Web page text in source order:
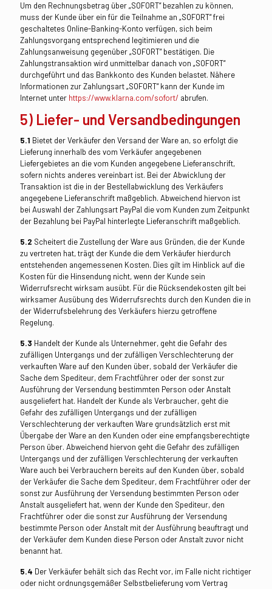
Um den Rechnungsbetrag über „SOFORT“ bezahlen zu können,
muss der Kunde über ein für die Teilnahme an „SOFORT“ frei
geschaltetes Online-Banking-Konto verfügen, sich beim
Zahlungsvorgang entsprechend legitimieren und die
Zahlungsanweisung gegenüber „SOFORT“ bestätigen. Die
Zahlungstransaktion wird unmittelbar danach von „SOFORT“
durchgeführt und das Bankkonto des Kunden belastet. Nähere
Informationen zur Zahlungsart „SOFORT“ kann der Kunde im
Internet unter https://www.klarna.com/sofort/ abrufen.
5) Liefer- und Versandbedingungen
5.1 Bietet der Verkäufer den Versand der Ware an, so erfolgt die
Lieferung innerhalb des vom Verkäufer angegebenen
Liefergebietes an die vom Kunden angegebene Lieferanschrift,
sofern nichts anderes vereinbart ist. Bei der Abwicklung der
Transaktion ist die in der Bestellabwicklung des Verkäufers
angegebene Lieferanschrift maßgeblich. Abweichend hiervon ist
bei Auswahl der Zahlungsart PayPal die vom Kunden zum Zeitpunkt
der Bezahlung bei PayPal hinterlegte Lieferanschrift maßgeblich.
5.2 Scheitert die Zustellung der Ware aus Gründen, die der Kunde
zu vertreten hat, trägt der Kunde die dem Verkäufer hierdurch
entstehenden angemessenen Kosten. Dies gilt im Hinblick auf die
Kosten für die Hinsendung nicht, wenn der Kunde sein
Widerrufsrecht wirksam ausübt. Für die Rücksendekosten gilt bei
wirksamer Ausübung des Widerrufsrechts durch den Kunden die in
der Widerrufsbelehrung des Verkäufers hierzu getroffene
Regelung.
5.3 Handelt der Kunde als Unternehmer, geht die Gefahr des
zufälligen Untergangs und der zufälligen Verschlechterung der
verkauften Ware auf den Kunden über, sobald der Verkäufer die
Sache dem Spediteur, dem Frachtführer oder der sonst zur
Ausführung der Versendung bestimmten Person oder Anstalt
ausgeliefert hat. Handelt der Kunde als Verbraucher, geht die
Gefahr des zufälligen Untergangs und der zufälligen
Verschlechterung der verkauften Ware grundsätzlich erst mit
Übergabe der Ware an den Kunden oder eine empfangsberechtigte
Person über. Abweichend hiervon geht die Gefahr des zufälligen
Untergangs und der zufälligen Verschlechterung der verkauften
Ware auch bei Verbrauchern bereits auf den Kunden über, sobald
der Verkäufer die Sache dem Spediteur, dem Frachtführer oder der
sonst zur Ausführung der Versendung bestimmten Person oder
Anstalt ausgeliefert hat, wenn der Kunde den Spediteur, den
Frachtführer oder die sonst zur Ausführung der Versendung
bestimmte Person oder Anstalt mit der Ausführung beauftragt und
der Verkäufer dem Kunden diese Person oder Anstalt zuvor nicht
benannt hat.
5.4 Der Verkäufer behält sich das Recht vor, im Falle nicht richtiger
oder nicht ordnungsgemäßer Selbstbelieferung vom Vertrag